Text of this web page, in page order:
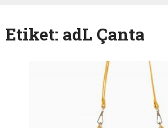
Etiket: adL Çanta